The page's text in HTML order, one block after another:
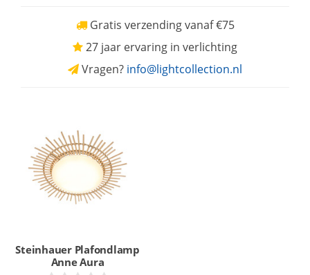
Gratis verzending vanaf €75
27 jaar ervaring in verlichting
Vragen? info@lightcollection.nl
Steinhauer Plafondlamp
Anne Aura